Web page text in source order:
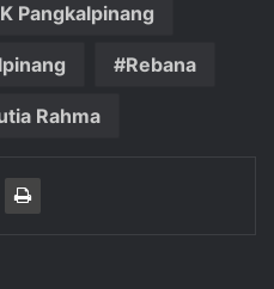
Pangkalpinang
Rebana
Rahma